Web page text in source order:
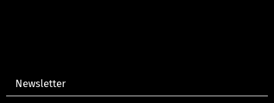
Newsletter